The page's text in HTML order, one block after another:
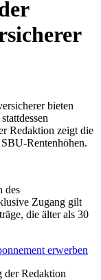
bieten
Redaktion zeigt die
Rentenhöhen.
des
Zugang gilt
die älter als 30
erwerben
der Redaktion